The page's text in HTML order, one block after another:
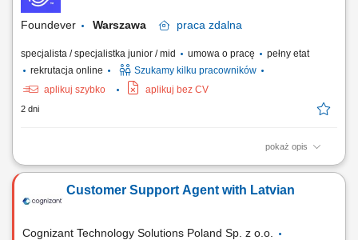
zbieranie niezbędnych informacji...
Foundever Warszawa praca zdalna
specjalista / specjalistka junior / mid umowa o pracę
pełny etat
rekrutacja online
Szukamy kilku pracowników
aplikuj szybko
aplikuj bez CV
2 dni
pokaż opis
Location: Gdańsk or Warsaw, Poland Contract type: Fixed-term contract
responsibilities Provide premium customer care. Support customers with
product-related questions, orders, account inquiries, and general
Customer Support Agent with Latvian
Cognizant Technology Solutions Poland Sp. z o.o.